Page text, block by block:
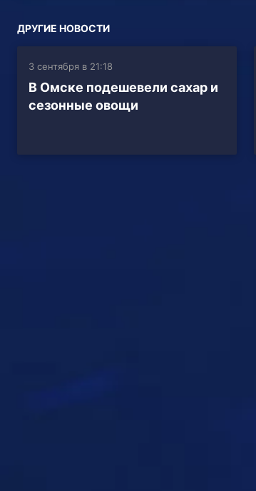
ДРУГИЕ НОВОСТИ
3 сентября в 21:18
В Омске подешевели сахар и
сезонные овощи